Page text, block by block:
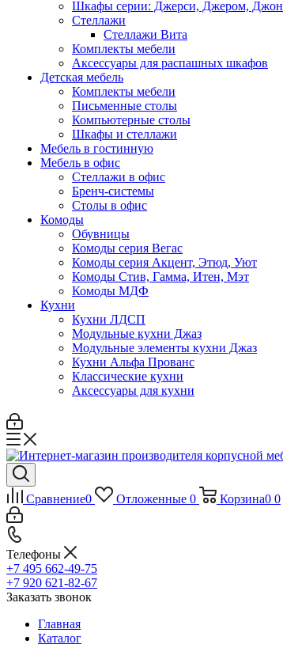
Шкафы серии: Джерси, Джером, Джон
Стеллажи
Стеллажи Вита
Комплекты мебели
Аксессуары для распашных шкафов
Детская мебель
Комплекты мебели
Письменные столы
Компьютерные столы
Шкафы и стеллажи
Мебель в гостинную
Мебель в офис
Стеллажи в офис
Бренч-системы
Столы в офис
Комоды
Обувницы
Комоды серия Вегас
Комоды серия Акцент, Этюд, Уют
Комоды Стив, Гамма, Итен, Мэт
Комоды МДФ
Кухни
Кухни ЛДСП
Модульные кухни Джаз
Модульные элементы кухни Джаз
Кухни Альфа Прованс
Классические кухни
Аксессуары для кухни
Сравнение0 Отложенные 0 Корзина0 0
Телефоны
+7 495 662-49-75
+7 920 621-82-67
Заказать звонок
Главная
Каталог